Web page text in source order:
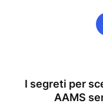
I segreti per
AAMS